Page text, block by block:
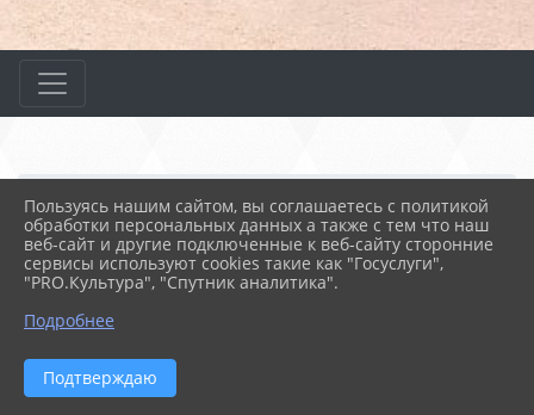
Главная МЕРОПРИЯТИЯ
Новости
​ Лекторий "Волонтёрск...
04.12.2024 10:41
​ ЛЕКТОРИЙ "ВОЛОНТЁРСКИЕ НАПРАВЛЕНИЯ"
Пользуясь нашим сайтом, вы соглашаетесь с политикой
обработки персональных данных а также с тем что наш
веб-сайт и другие подключенные к веб-сайту сторонние
сервисы используют cookies такие как "Госуслуги",
"PRO.Культура", "Спутник аналитика".
Подробнее
Подтверждаю